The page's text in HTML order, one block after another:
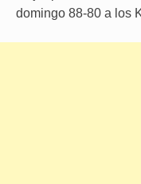
domingo 88-80 a los